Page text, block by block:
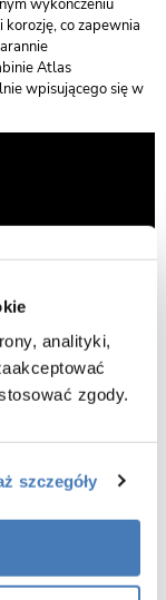
analityki,
zgody.
szczegóły
wykończeniu
co zapewnia
Atlas
wpisującego się w
Rea:
kolor profili złoto